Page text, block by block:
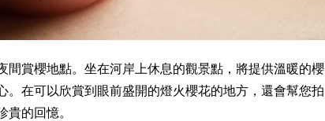
間賞櫻地點。坐在河岸上休息的觀景點，將提供溫暖的櫻
。在可以欣賞到眼前盛開的燈火櫻花的地方，還會幫您拍
的回憶。